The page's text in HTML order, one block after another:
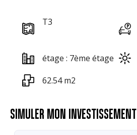
T3
étage : 7ème étage
62.54 m2
SIMULER MON INVESTISSEMENT